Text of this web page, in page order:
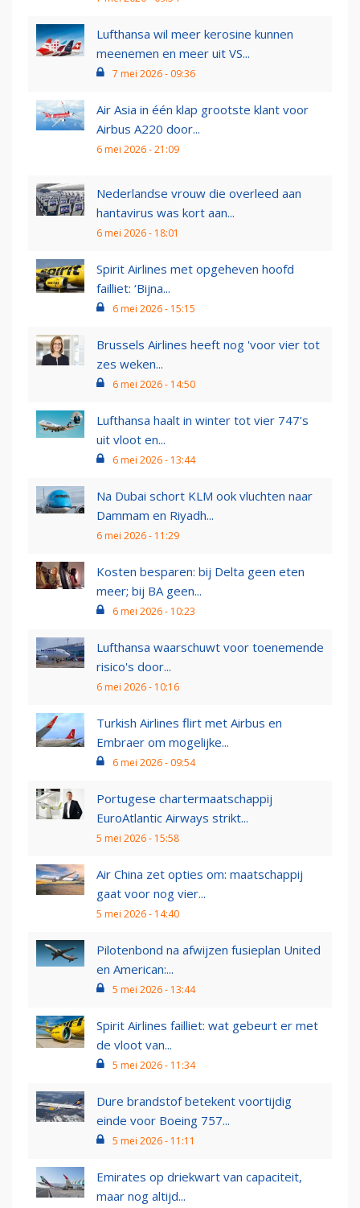
Lufthansa wil meer kerosine kunnen
meenemen en meer uit VS...
7 mei 2026 - 09:36
Air Asia in één klap grootste klant voor
Airbus A220 door...
6 mei 2026 - 21:09
Nederlandse vrouw die overleed aan
hantavirus was kort aan...
6 mei 2026 - 18:01
Spirit Airlines met opgeheven hoofd
failliet: ‘Bijna...
6 mei 2026 - 15:15
Brussels Airlines heeft nog 'voor vier tot
zes weken...
6 mei 2026 - 14:50
Lufthansa haalt in winter tot vier 747’s
uit vloot en...
6 mei 2026 - 13:44
Na Dubai schort KLM ook vluchten naar
Dammam en Riyadh...
6 mei 2026 - 11:29
Kosten besparen: bij Delta geen eten
meer; bij BA geen...
6 mei 2026 - 10:23
Lufthansa waarschuwt voor toenemende
risico's door...
6 mei 2026 - 10:16
Turkish Airlines flirt met Airbus en
Embraer om mogelijke...
6 mei 2026 - 09:54
Portugese chartermaatschappij
EuroAtlantic Airways strikt...
5 mei 2026 - 15:58
Air China zet opties om: maatschappij
gaat voor nog vier...
5 mei 2026 - 14:40
Pilotenbond na afwijzen fusieplan United
en American:...
5 mei 2026 - 13:44
Spirit Airlines failliet: wat gebeurt er met
de vloot van...
5 mei 2026 - 11:34
Dure brandstof betekent voortijdig
einde voor Boeing 757...
5 mei 2026 - 11:11
Emirates op driekwart van capaciteit,
maar nog altijd...